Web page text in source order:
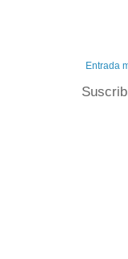
Entrada